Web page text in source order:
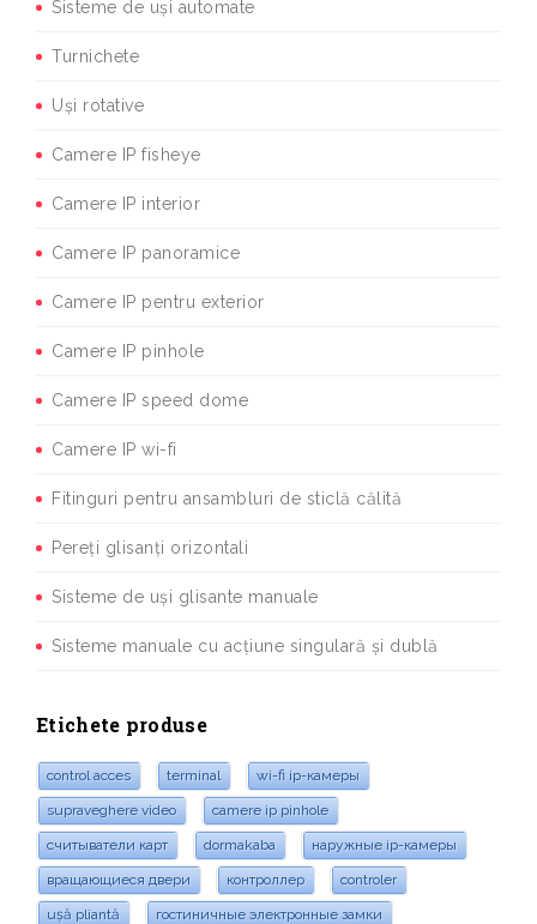
Sisteme de uși automate
Turnichete
Uși rotative
Camere IP fisheye
Camere IP interior
Camere IP panoramice
Camere IP pentru exterior
Camere IP pinhole
Camere IP speed dome
Camere IP wi-fi
Fitinguri pentru ansambluri de sticlă călită
Pereți glisanți orizontali
Sisteme de uși glisante manuale
Sisteme manuale cu acțiune singulară și dublă
Etichete produse
control acces terminal wi-fi ip-камеры
supraveghere video camere ip pinhole
считыватели карт dormakaba наружные ip-камеры
вращающиеся двери контроллер controler
ușă pliantă гостиничные электронные замки